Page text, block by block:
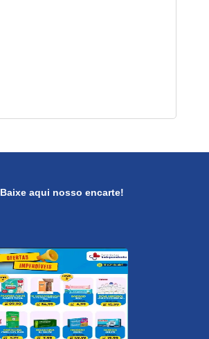
Baixe aqui nosso encarte!